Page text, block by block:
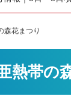
森花まつり
熱帯の